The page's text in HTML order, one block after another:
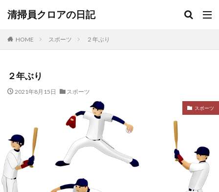
清掃員クロアの日記
HOME スポーツ ２年ぶり
２年ぶり
2021年8月15日 スポーツ
スポーツ